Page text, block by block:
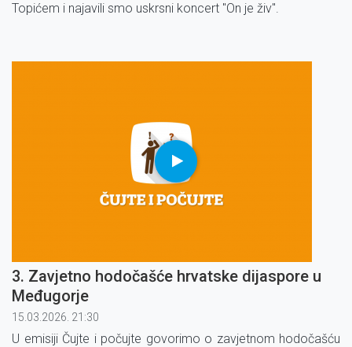
Topićem i najavili smo uskrsni koncert ''On je živ''.
3. Zavjetno hodočašće hrvatske dijaspore u
Međugorje
15.03.2026. 21:30
U emisiji Čujte i počujte govorimo o zavjetnom hodočašću